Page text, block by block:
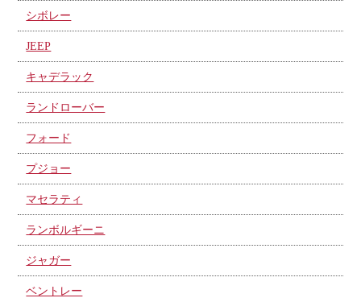
シボレー
JEEP
キャデラック
ランドローバー
フォード
プジョー
マセラティ
ランボルギーニ
ジャガー
ベントレー